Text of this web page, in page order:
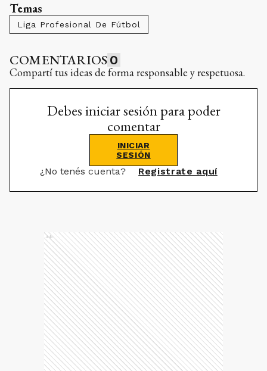
Temas
Liga Profesional De Fútbol
COMENTARIOS 0
Compartí tus ideas de forma responsable y respetuosa.
Debes iniciar sesión para poder
comentar
INICIAR
SESIÓN
¿No tenés cuenta? Registrate aquí
Ads